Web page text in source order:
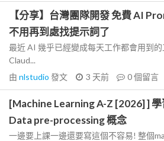
【分享】台灣團隊開發 免費 AI
不用再到處找提示詞了
最近 AI 幾乎已經變成每天工作都會用到
Claud...
由 nlstudio 發文 3 天前 0個留言
[Machine Learning A-Z [2026] ] 學
Data pre-processing 概念
一邊要上課一邊還要寫這個不容易! 整個